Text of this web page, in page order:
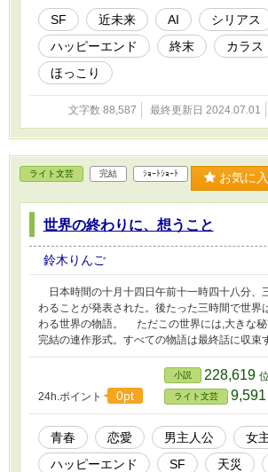
SF 近未来 AI シリアス
ハッピーエンド
終末 カラス
ほっこり
文字数 88,587 最終更新日 2024.07.01
ライト文芸 完結 ｼｮｰﾄｼｮｰﾄ お気に
世界の終わりに、想うこと
鈴木りんご
日本時間の十月十四日午前十一時四十八分、
わることが発表された。後たった三時間で世界
わる世界の物語。 ただこの世界には,大きな
完結の連作形式。すべての物語は最終話に収束
24h.ポイント 0pt
小説 228,619
ライト文芸 9,591
青春 恋愛 男主人公
女
ハッピーエンド
SF 天災